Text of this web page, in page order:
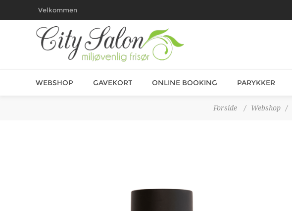
Velkommen
WEBSHOP GAVEKORT ONLINE BOOKING PARYKKER
Forside / Webshop /